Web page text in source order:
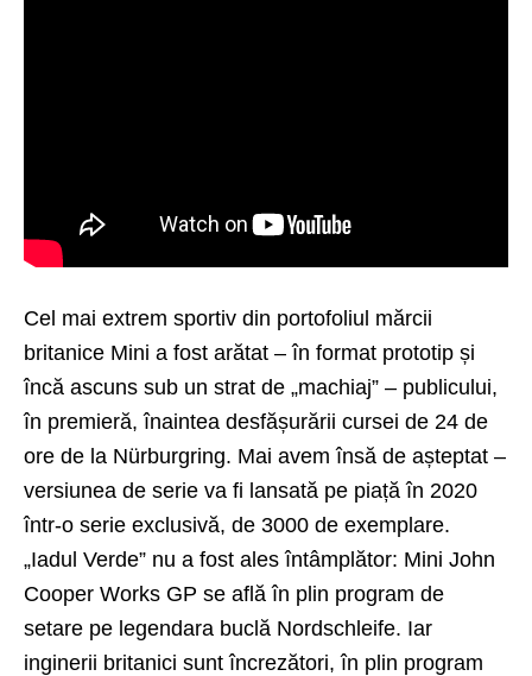
Cel mai extrem sportiv din portofoliul mărcii
britanice Mini a fost arătat – în format prototip și
încă ascuns sub un strat de „machiaj” – publicului,
în premieră, înaintea desfășurării cursei de 24 de
ore de la Nürburgring. Mai avem însă de așteptat –
versiunea de serie va fi lansată pe piață în 2020
într-o serie exclusivă, de 3000 de exemplare.
„Iadul Verde” nu a fost ales întâmplător: Mini John
Cooper Works GP se află în plin program de
setare pe legendara buclă Nordschleife. Iar
inginerii britanici sunt încrezători, în plin program